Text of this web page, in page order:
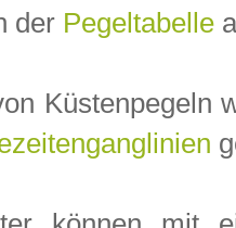
der Pegeltabelle
Küstenpegeln